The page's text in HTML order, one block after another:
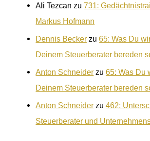
Ali Tezcan zu731:
Markus Hofmann
Dennis Becker zu65: Was Du
Deinem Steuerberater bereden
Anton Schneider zu65: Was Du
Deinem Steuerberater bereden
Anton Schneider zu462:
Steuerberater und